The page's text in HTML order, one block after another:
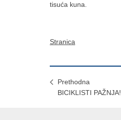
tisuća kuna.
Stranica
Prethodna
BICIKLISTI PAŽNJA!